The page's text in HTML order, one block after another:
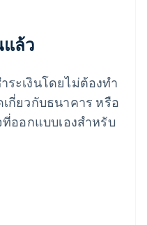
แล้ว
ระเงินโดยไม่ต้องทำ
กี่ยวกับธนาคาร หรือ
ออกแบบเองสำหรับ